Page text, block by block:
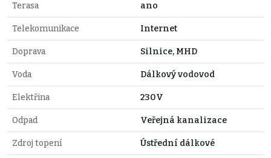
Terasa ano
Telekomunikace Internet
Doprava Silnice, MHD
Voda Dálkový vodovod
Elektřina 230V
Odpad Veřejná kanalizace
Zdroj topení Ústřední dálkové